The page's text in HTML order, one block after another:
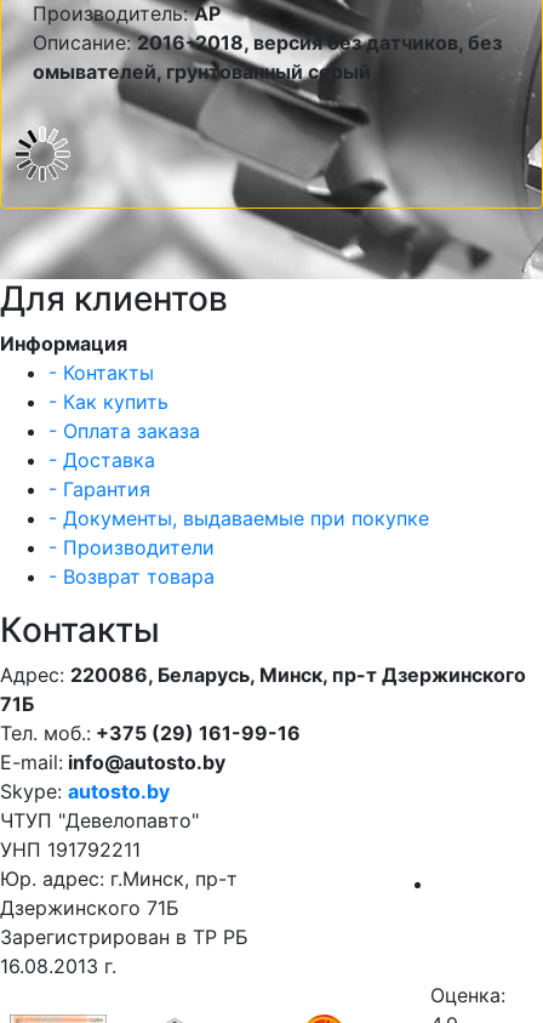
Производитель:AP
Описание:2016-2018, версия без датчиков, без
омывателей, грунтованный серый
Для клиентов
Информация
- Контакты
- Как купить
- Оплата заказа
- Доставка
- Гарантия
- Документы, выдаваемые при покупке
- Производители
- Возврат товара
Контакты
Адрес: 220086, Беларусь, Минск, пр-т Дзержинского
71Б
Тел. моб.: +375 (29) 161-99-16
E-mail: info@autosto.by
Skype: autosto.by
ЧТУП "Девелопавто"
УНП 191792211
Юр. адрес: г.Минск, пр-т
Дзержинского 71Б
Зарегистрирован в ТР РБ
16.08.2013 г.
Оценка: